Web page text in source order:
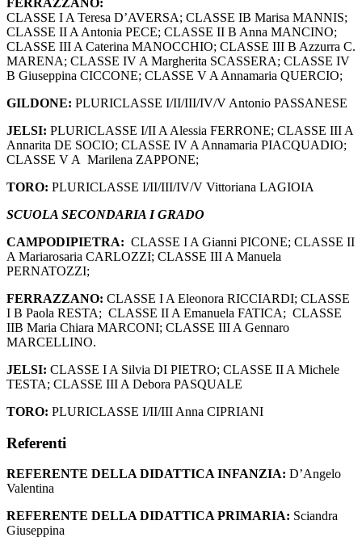
FERRAZZANO:
CLASSE I A Teresa D’AVERSA; CLASSE IB Marisa MANNIS;
CLASSE II A Antonia PECE; CLASSE II B Anna MANCINO;
CLASSE III A Caterina MANOCCHIO; CLASSE III B Azzurra C.
MARENA; CLASSE IV A Margherita SCASSERA; CLASSE IV
B Giuseppina CICCONE; CLASSE V A Annamaria QUERCIO;
GILDONE: PLURICLASSE I/II/III/IV/V Antonio PASSANESE
JELSI: PLURICLASSE I/II A Alessia FERRONE; CLASSE III A
Annarita DE SOCIO; CLASSE IV A Annamaria PIACQUADIO;
CLASSE V A Marilena ZAPPONE;
TORO: PLURICLASSE I/II/III/IV/V Vittoriana LAGIOIA
SCUOLA SECONDARIA I GRADO
CAMPODIPIETRA: CLASSE I A Gianni PICONE; CLASSE II
A Mariarosaria CARLOZZI; CLASSE III A Manuela
PERNATOZZI;
FERRAZZANO: CLASSE I A Eleonora RICCIARDI; CLASSE
I B Paola RESTA; CLASSE II A Emanuela FATICA; CLASSE
IIB Maria Chiara MARCONI; CLASSE III A Gennaro
MARCELLINO.
JELSI: CLASSE I A Silvia DI PIETRO; CLASSE II A Michele
TESTA; CLASSE III A Debora PASQUALE
TORO: PLURICLASSE I/II/III Anna CIPRIANI
Referenti
REFERENTE DELLA DIDATTICA INFANZIA: D’Angelo
Valentina
REFERENTE DELLA DIDATTICA PRIMARIA: Sciandra
Giuseppina